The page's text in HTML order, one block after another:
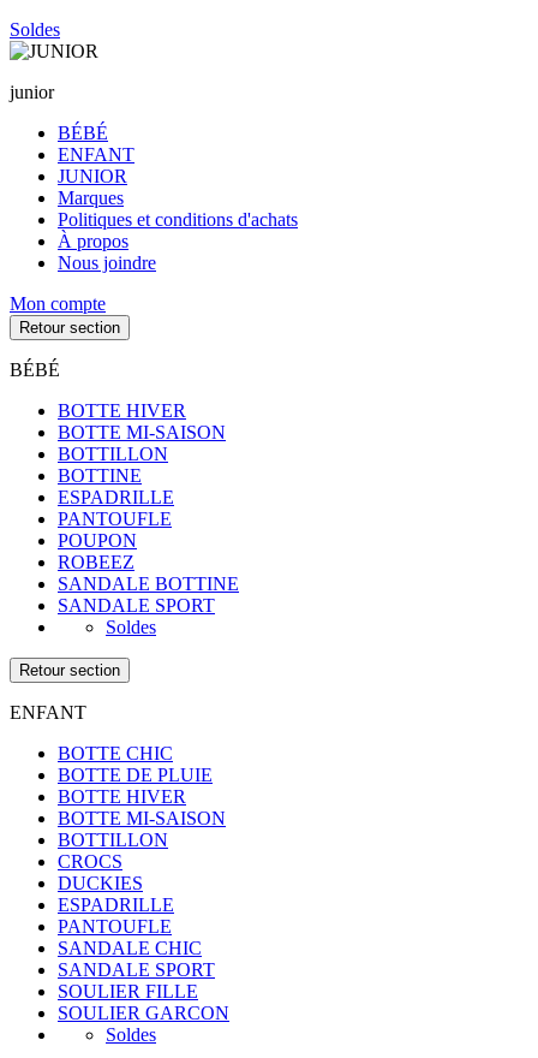
Soldes
junior
BÉBÉ
ENFANT
JUNIOR
Marques
Politiques et conditions d'achats
À propos
Nous joindre
Mon compte
Retour section
BÉBÉ
BOTTE HIVER
BOTTE MI-SAISON
BOTTILLON
BOTTINE
ESPADRILLE
PANTOUFLE
POUPON
ROBEEZ
SANDALE BOTTINE
SANDALE SPORT
Soldes
Retour section
ENFANT
BOTTE CHIC
BOTTE DE PLUIE
BOTTE HIVER
BOTTE MI-SAISON
BOTTILLON
CROCS
DUCKIES
ESPADRILLE
PANTOUFLE
SANDALE CHIC
SANDALE SPORT
SOULIER FILLE
SOULIER GARCON
Soldes